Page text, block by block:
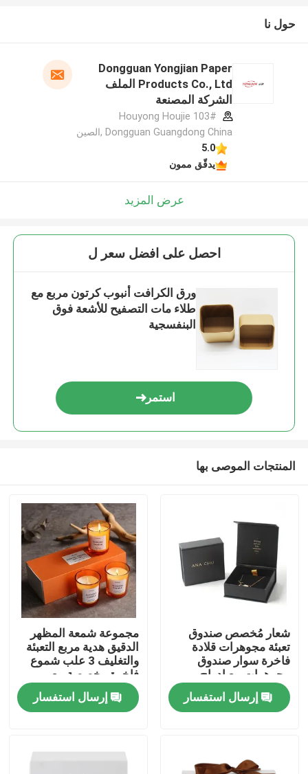
بيت
أشرطة فيديو
حول نا
Dongguan Yongjian Paper
Products Co., Ltd الملف
الشركة المصنعة
103# Houyong Houjie
Dongguan Guangdong China ,الصين
5.0
يدقّق ممون
عرض المزيد
احصل على افضل سعر ل
ورق الكرافت أنبوب كرتون مربع مع
طلاء مات التصفيح للأشعة فوق
البنفسجية
استمر
المنتجات الموصى بها
شعار مُخصص صندوق
تعبئة مجوهرات قلادة
فاخرة سوار صندوق
مجوهرات مع إدراج
مخملي
إرسال استفسار
مجموعة شمعة المظهر
الدقيق هدية مربع التعبئة
والتغليف 3 علب شموع
فاخرة مخصصة مع
الشعار
إرسال استفسار